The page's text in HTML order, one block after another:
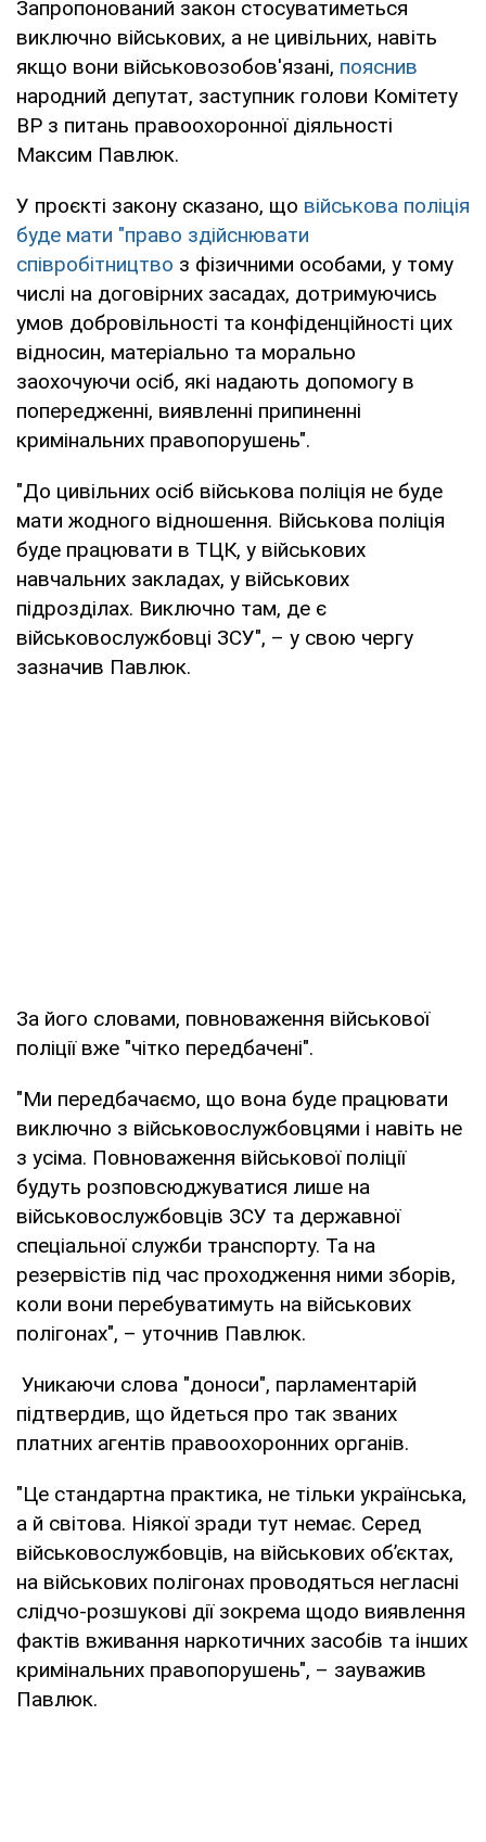
Запропонований закон стосуватиметься
виключно військових, а не цивільних, навіть
якщо вони військовозобов'язані, пояснив
народний депутат, заступник голови Комітету
ВР з питань правоохоронної діяльності
Максим Павлюк.
У проєкті закону сказано, що військова поліція
буде мати "право здійснювати
співробітництво з фізичними особами, у тому
числі на договірних засадах, дотримуючись
умов добровільності та конфіденційності цих
відносин, матеріально та морально
заохочуючи осіб, які надають допомогу в
попередженні, виявленні припиненні
кримінальних правопорушень".
"До цивільних осіб військова поліція не буде
мати жодного відношення. Військова поліція
буде працювати в ТЦК, у військових
навчальних закладах, у військових
підрозділах. Виключно там, де є
військовослужбовці ЗСУ", – у свою чергу
зазначив Павлюк.
За його словами, повноваження військової
поліції вже "чітко передбачені".
"Ми передбачаємо, що вона буде працювати
виключно з військовослужбовцями і навіть не
з усіма. Повноваження військової поліції
будуть розповсюджуватися лише на
військовослужбовців ЗСУ та державної
спеціальної служби транспорту. Та на
резервістів під час проходження ними зборів,
коли вони перебуватимуть на військових
полігонах", – уточнив Павлюк.
Уникаючи слова "доноси", парламентарій
підтвердив, що йдеться про так званих
платних агентів правоохоронних органів.
"Це стандартна практика, не тільки українська,
а й світова. Ніякої зради тут немає. Серед
військовослужбовців, на військових об’єктах,
на військових полігонах проводяться негласні
слідчо-розшукові дії зокрема щодо виявлення
фактів вживання наркотичних засобів та інших
кримінальних правопорушень", – зауважив
Павлюк.